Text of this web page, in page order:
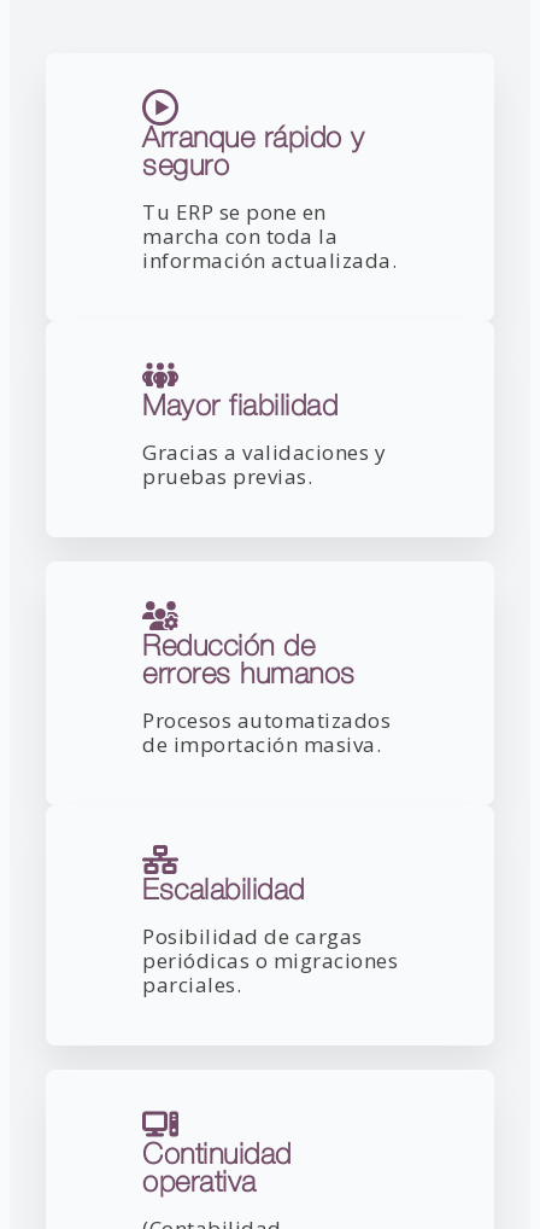
Arranque rápido y
seguro
Tu ERP se pone en
marcha con toda la
información actualizada.
Mayor fiabilidad
Gracias a validaciones y
pruebas previas.
Reducción de
errores humanos
Procesos automatizados
de importación masiva.
Escalabilidad
Posibilidad de cargas
periódicas o migraciones
parciales.
Continuidad
operativa